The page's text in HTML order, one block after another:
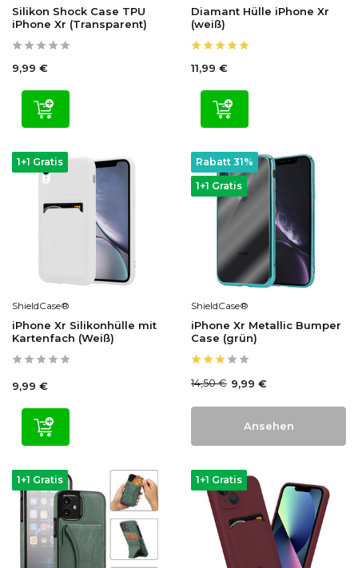
Silikon Shock Case TPU
iPhone Xr (Transparent)
9,99 €
Diamant Hülle iPhone Xr
(weiß)
11,99 €
1+1 Gratis
ShieldCase®
iPhone Xr Silikonhülle mit
Kartenfach (Weiß)
9,99 €
1+1 Gratis
Rabatt 31%
ShieldCase®
iPhone Xr Metallic Bumper
Case (grün)
14,50 € 9,99 €
Ansehen
1+1 Gratis 1+1 Gratis